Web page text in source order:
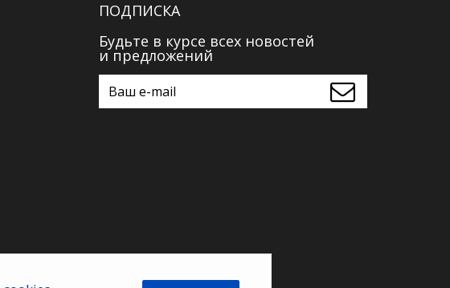
ПОДПИСКА
Будьте в курсе всех новостей
и предложений